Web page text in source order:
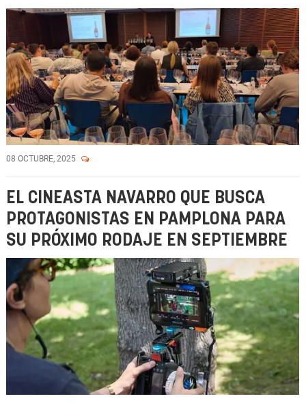
08 OCTUBRE, 2025
EL CINEASTA NAVARRO QUE BUSCA
PROTAGONISTAS EN PAMPLONA PARA
SU PRÓXIMO RODAJE EN SEPTIEMBRE